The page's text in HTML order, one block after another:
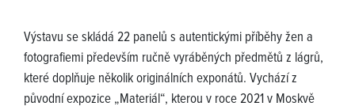
Výstavu se skládá 22 panelů s autentickými příběhy žen a
fotografiemi především ručně vyráběných předmětů z lágrů,
které doplňuje několik originálních exponátů. Vychází z
původní expozice „Materiál“, kterou v roce 2021 v Moskvě